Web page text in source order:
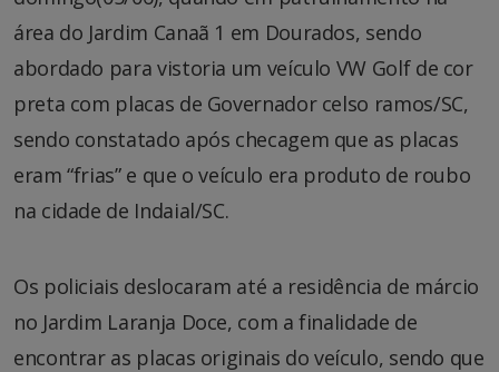
área do Jardim Canaã 1 em Dourados, sendo
abordado para vistoria um veículo VW Golf de cor
preta com placas de Governador celso ramos/SC,
sendo constatado após checagem que as placas
eram “frias” e que o veículo era produto de roubo
na cidade de Indaial/SC.
Os policiais deslocaram até a residência de márcio
no Jardim Laranja Doce, com a finalidade de
encontrar as placas originais do veículo, sendo que